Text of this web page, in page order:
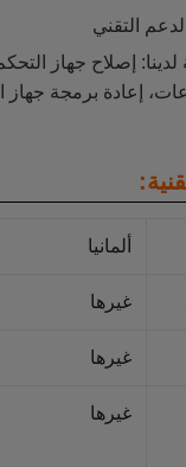
لدينا: إصلاح جهاز
إعادة برمجة جهاز
ألمانيا
غيرها
غيرها
غيرها